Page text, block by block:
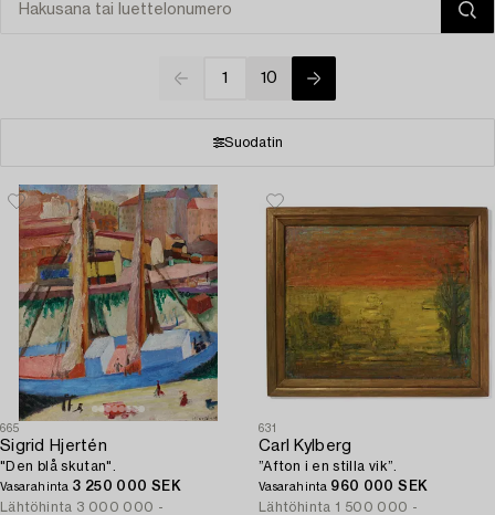
1 10
Suodatin
665
Sigrid Hjertén
"Den blå skutan".
Vasarahinta 3 250 000 SEK
Lähtöhinta 3 000 000 -
631
Carl Kylberg
”Afton i en stilla vik”.
Vasarahinta 960 000 SEK
Lähtöhinta 1 500 000 -